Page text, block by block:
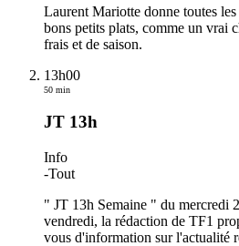
Laurent Mariotte donne toutes
bons petits plats, comme un vrai
frais et de saison.
13h00
50 min
JT 13h
Info
-Tout
" JT 13h Semaine " du mercredi
vendredi, la rédaction de TF1
vous d'information sur l'actualité